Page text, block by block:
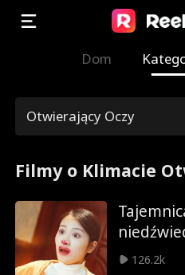
Dom
Otwierający Oczy
Filmy o Klimacie
126.2k